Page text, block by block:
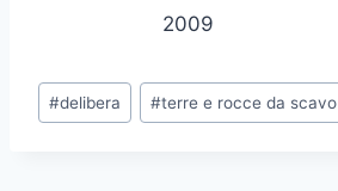
2009
Tag
articolo:
#delibera #terre e rocce da scavo